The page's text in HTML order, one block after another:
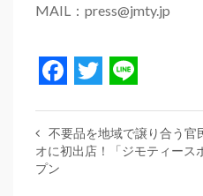
MAIL：press@jmty.jp
Facebook
Twitter
不要品を地域で譲り合う官
オに初出店！「ジモティース
プン